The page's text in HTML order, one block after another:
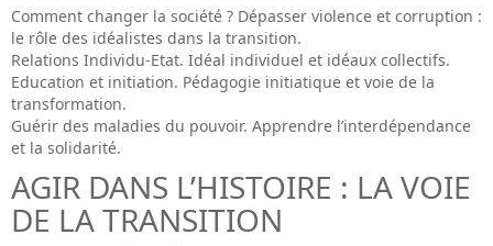
Comment changer la société ? Dépasser violence et corruption :
le rôle des idéalistes dans la transition.
Relations Individu-Etat. Idéal individuel et idéaux collectifs.
Education et initiation. Pédagogie initiatique et voie de la
transformation.
Guérir des maladies du pouvoir. Apprendre l’interdépendance
et la solidarité.
AGIR DANS L’HISTOIRE : LA VOIE
DE LA TRANSITION